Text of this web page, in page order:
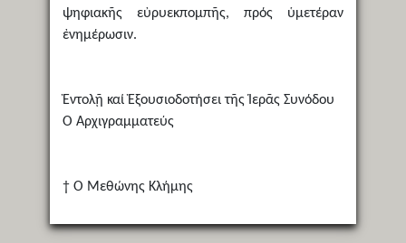
ψηφιακῆς εὐρυεκπομπῆς, πρός ὑμετέραν
ἐνημέρωσιν.
Ἐντολῇ καί Ἐξουσιοδοτήσει τῆς Ἱερᾶς Συνόδου
Ὁ Ἀρχιγραμματεύς
† Ὁ Μεθώνης Κλήμης